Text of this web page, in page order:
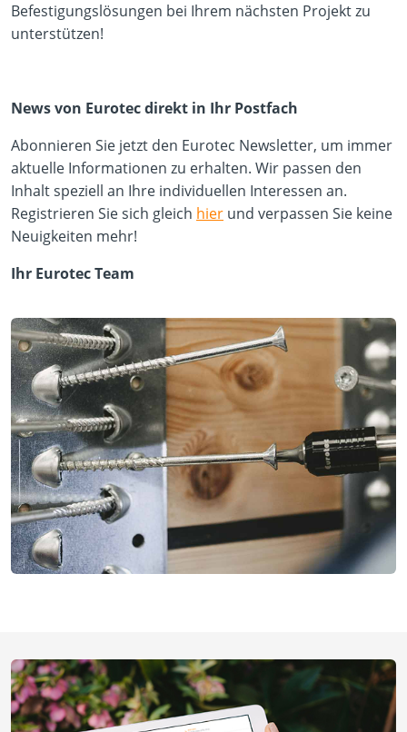
Befestigungslösungen bei Ihrem nächsten Projekt zu
unterstützen!
News von Eurotec direkt in Ihr Postfach
Abonnieren Sie jetzt den Eurotec Newsletter, um immer
aktuelle Informationen zu erhalten. Wir passen den
Inhalt speziell an Ihre individuellen Interessen an.
Registrieren Sie sich gleich hier und verpassen Sie keine
Neuigkeiten mehr!
Ihr Eurotec Team